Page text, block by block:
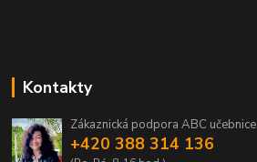
Kontakty
Zákaznická podpora ABC učebnice
+420 388 314 136